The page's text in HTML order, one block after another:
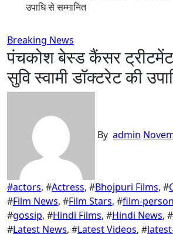
उपाधि से सम्मानित
Breaking News
पंचकोश बेस्ड कैंसर
सुवि स्वामी डॉक्टरेट की
By admin
#actors, #Actress, #Bhojpuri Films, #
#Film News, #Film Stars, #film-
#gossip, #Hindi Films, #Hindi News, #
#Latest News, #Latest Videos, #